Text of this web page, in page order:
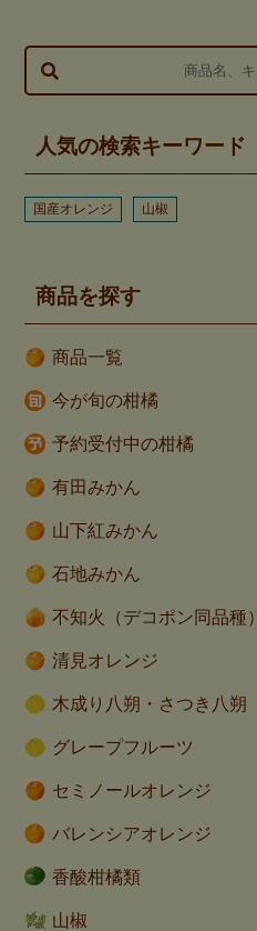
人気の検索キーワード
国産オレンジ 山椒
商品を探す
商品一覧
今が旬の柑橘
予約受付中の柑橘
有田みかん
山下紅みかん
石地みかん
不知火（デコポン同品種）
清見オレンジ
木成り八朔・さつき八朔
グレープフルーツ
セミノールオレンジ
バレンシアオレンジ
香酸柑橘類
山椒